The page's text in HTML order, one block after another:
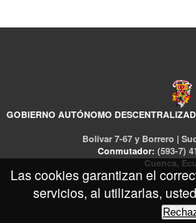
GOBIERNO AUTÓNOMO
Bolívar 7-67 y Borrero |
Conmutador: (593-7)
Cuenca,
Las cookies garantizan el
servicios, al utilizarlas,